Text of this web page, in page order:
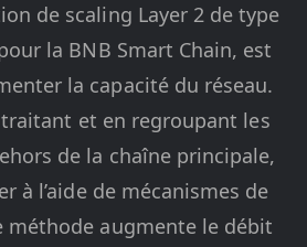
de scaling Layer 2 de type
la BNB Smart Chain, est
la capacité du réseau.
et en regroupant les
de la chaîne principale,
à l’aide de mécanismes de
méthode augmente le débit